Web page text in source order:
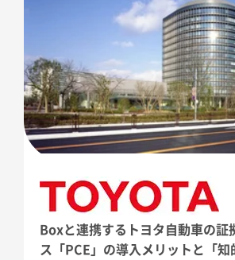
Boxと連携するトヨタ自動車の証
ス「PCE」の導入メリットと「知